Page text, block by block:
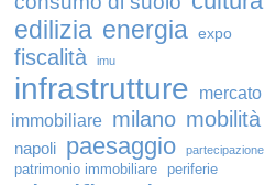
edilizia energia expo
fiscalità imu
infrastrutture
mercato
immobiliare milano mobilità
napoli paesaggio partecipazione
patrimonio immobiliare periferie